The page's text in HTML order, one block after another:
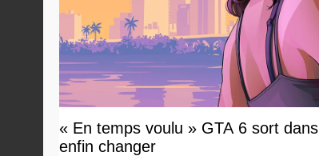
« En temps voulu » GTA 6 sort
enfin changer